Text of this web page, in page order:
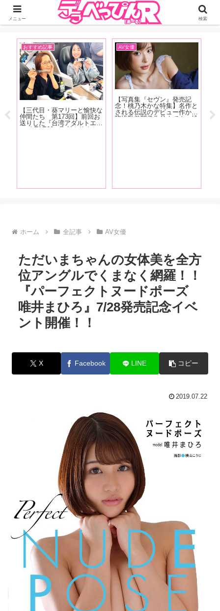
ジーオーティーが運営するちょっとHなニュースサイ。サイト内のリンクには
DMMアフィリエイトが含まれているものがあります
おすすめ記事
【三代目・葵マリーと愉快な
仲間たち 第173回】前回お
送りした『台湾アダルトエキ
スポ TAE09』取材を終えた
AV女優
【写真集『セヴン』発売記
念！桃乃木かな特集】名作と
される伝説のデビュー作から
陥没乳首開発作品まで！ 桃
「
ゃ
ホーム 全記事 AV女優
ただいまちゃんの女体美を全方
位アングルでくまなく網羅！！
『パーフェクトヌードポーズ
唯井まひろ』7/28発売記念イベ
ント開催！！
X Facebook LINE コピー
2019.07.22
メニュー 検索